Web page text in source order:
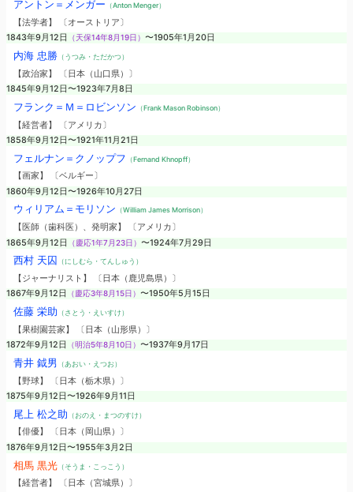
アントン＝メンガー （Anton Menger）
【法学者】 〔オーストリア〕
1843年9月12日
（天保14年8月19日） 〜1905年1月20日
内海 忠勝（うつみ・ただかつ）
【政治家】 〔日本（山口県）〕
1845年9月12日〜1923年7月8日
フランク＝Ｍ＝ロビンソン （Frank Mason Robinson）
【経営者】 〔アメリカ〕
1858年9月12日〜1921年11月21日
フェルナン＝クノップフ （Fernand Khnopff）
【画家】 〔ベルギー〕
1860年9月12日〜1926年10月27日
ウィリアム＝モリソン （William James Morrison）
【医師（歯科医）、発明家】 〔アメリカ〕
1865年9月12日
（慶応1年7月23日） 〜1924年7月29日
西村 天囚 （にしむら・てんしゅう）
【ジャーナリスト】 〔日本（鹿児島県）〕
1867年9月12日
（慶応3年8月15日） 〜1950年5月15日
佐藤 栄助 （さとう・えいすけ）
【果樹園芸家】 〔日本（山形県）〕
1872年9月12日
（明治5年8月10日） 〜1937年9月17日
青井 鉞男 （あおい・えつお）
【野球】 〔日本（栃木県）〕
1875年9月12日〜1926年9月11日
尾上 松之助 （おのえ・まつのすけ）
【俳優】 〔日本（岡山県）〕
1876年9月12日〜1955年3月2日
相馬 黒光（そうま・こっこう）
【経営者】 〔日本（宮城県）〕